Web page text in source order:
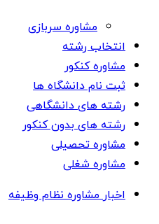
مشاوره سربازی
انتخاب رشته
مشاوره کنکور
ثبت نام دانشگاه ها
رشته های دانشگاهی
رشته های بدون کنکور
مشاوره تحصیلی
مشاوره شغلی
اخبار مشاوره نظام وظیفه